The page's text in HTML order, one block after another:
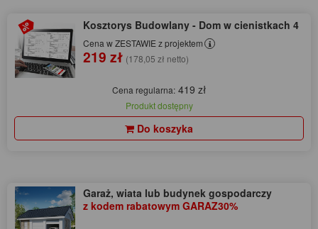
Kosztorys Budowlany - Dom w cienistkach 4
Cena w ZESTAWIE z projektem
219 zł (178,05 zł netto)
Cena regularna: 419 zł
Produkt dostępny
Do koszyka
Garaż, wiata lub budynek gospodarczy
z kodem rabatowym GARAZ30%